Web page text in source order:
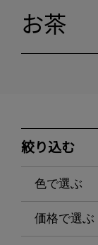
お茶
絞り込む
色で選ぶ
価格で選ぶ